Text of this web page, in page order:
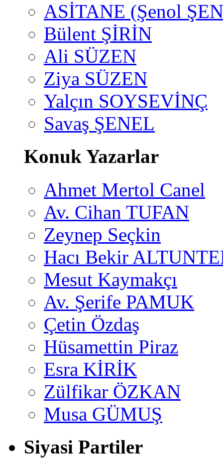
ASİTANE (Şenol
Bülent ŞİRİN
Ali SÜZEN
Ziya SÜZEN
Yalçın SOYSEVİNÇ
Savaş ŞENEL
Konuk Yazarlar
Ahmet Mertol Canel
Av. Cihan TUFAN
Zeynep Seçkin
Hacı Bekir
Mesut Kaymakçı
Av. Şerife PAMUK
Çetin Özdaş
Hüsamettin Piraz
Esra KİRİK
Zülfikar ÖZKAN
Musa GÜMUŞ
Siyasi Partiler